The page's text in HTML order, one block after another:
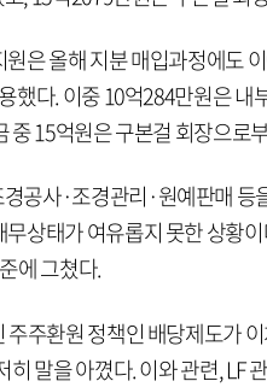
은 올해 지분 매입과정에도
했다. 이중 10억284만원은
중 15억원은 구본걸 회장으로
공사·조경관리·원예판매 등
무상태가 여유롭지 못한 상황
에 그쳤다.
주주환원 정책인 배당제도가
히 말을 아꼈다. 이와 관련, LF